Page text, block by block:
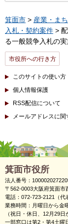
箕面市 > 産業・ま
入札・契約案件 >
る一般競争入札の
市役所への行き方
このサイトの使い方
個人情報保護
RSS配信について
メールアドレスに
箕面市役所
法人番号：
〒562-0003大阪府箕面
電話：072-723-2121（代
業務時間：月曜日から金
（祝日・休日、12月29日
一部窓口は第2・第4土曜